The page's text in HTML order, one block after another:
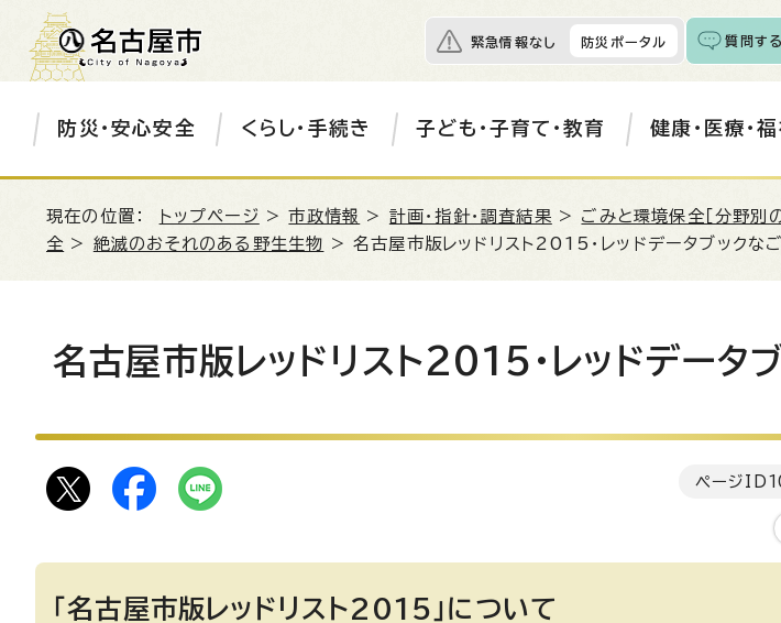
緊急情報なし 防災ポータル 質問する
防災・安心安全 くらし・手続き 子ども・子育て・教育 健康・医療・
現在の位置： トップページ >市政情報 > 計画・指針・調査結果 > ごみと環境保全［分野別
全 > 絶滅のおそれのある野生生物 > 名古屋市版レッドリスト2015・レッドデータブック
名古屋市版レッドリスト2015・レッドデー
ページID
「名古屋市版レッドリスト2015」について